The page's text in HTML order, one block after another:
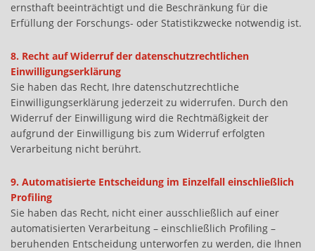
ernsthaft beeinträchtigt und die Beschränkung für die
Erfüllung der Forschungs- oder Statistikzwecke notwendig ist.
8. Recht auf Widerruf der datenschutzrechtlichen
Einwilligungserklärung
Sie haben das Recht, Ihre datenschutzrechtliche
Einwilligungserklärung jederzeit zu widerrufen. Durch den
Widerruf der Einwilligung wird die Rechtmäßigkeit der
aufgrund der Einwilligung bis zum Widerruf erfolgten
Verarbeitung nicht berührt.
9. Automatisierte Entscheidung im Einzelfall einschließlich
Profiling
Sie haben das Recht, nicht einer ausschließlich auf einer
automatisierten Verarbeitung – einschließlich Profiling –
beruhenden Entscheidung unterworfen zu werden, die Ihnen